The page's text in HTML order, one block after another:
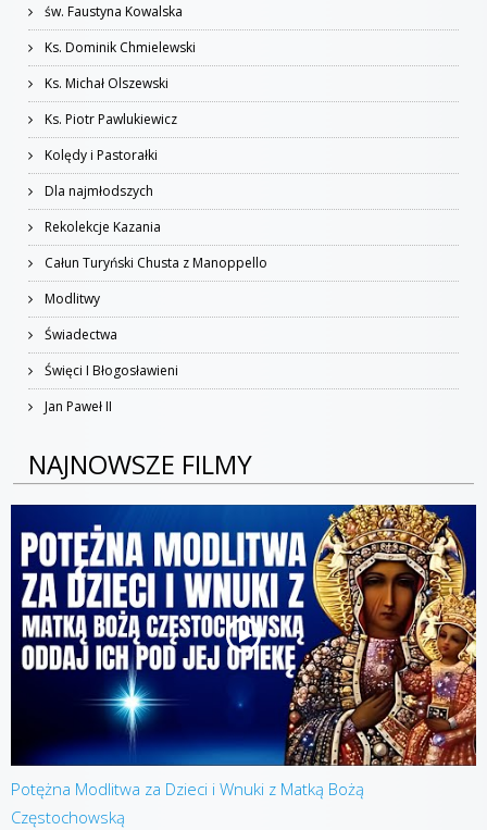
św. Faustyna Kowalska
Ks. Dominik Chmielewski
Ks. Michał Olszewski
Ks. Piotr Pawlukiewicz
Kolędy i Pastorałki
Dla najmłodszych
Rekolekcje Kazania
Całun Turyński Chusta z Manoppello
Modlitwy
Świadectwa
Święci I Błogosławieni
Jan Paweł II
NAJNOWSZE FILMY
Potężna Modlitwa za Dzieci i Wnuki z Matką Bożą
Częstochowską